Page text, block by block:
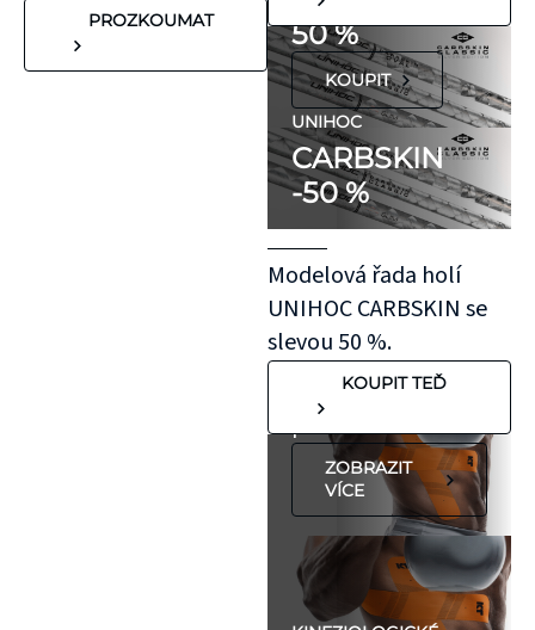
PROZKOUMAT
50 %
KOUPIT
UNIHOC
CARBSKIN
-50 %
Modelová řada holí
UNIHOC CARBSKIN se
slevou 50 %.
KOUPIT TEĎ
reakce. Pokud ale
víte, že máte velmi
citlivou pokožku,
doporučujeme
otestovat malý
kousek KT pásky
aplikovaný bez
roztažení nejprve
na oblast se
"silnější"
pokožkou, jako je
koleno, nebo
předloktí.
ZOBRAZIT
VÍCE